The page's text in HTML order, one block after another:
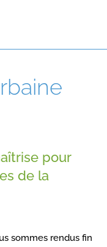
pour
de la
sommes rendus fin